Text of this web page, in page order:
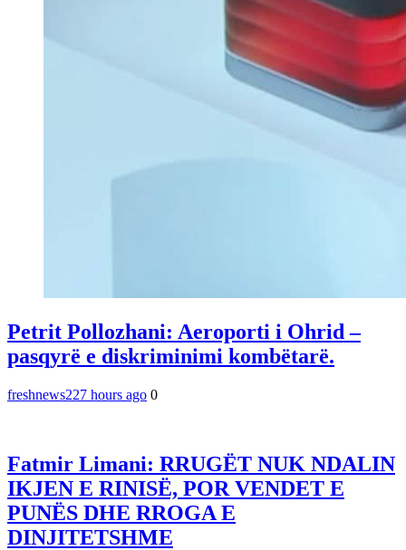
Petrit Pollozhani: Aeroporti i Ohrid –
pasqyrë e diskriminimi kombëtarë.
freshnews227 hours ago 0
Fatmir Limani: RRUGËT NUK NDALIN
IKJEN E RINISË, POR VENDET E
PUNËS DHE RROGA E
DINJITETSHME